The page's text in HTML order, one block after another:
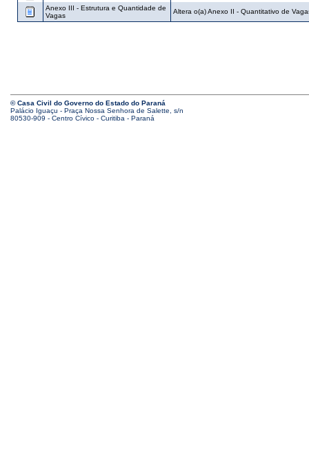
Anexo III - Estrutura e Quantidade de
Vagas
Altera o(a) Anexo II - Quantitativo de
© Casa Civil do Governo do Estado do Paraná
Palácio Iguaçu - Praça Nossa Senhora de Salette, s/n
80530-909 - Centro Cívico - Curitiba - Paraná